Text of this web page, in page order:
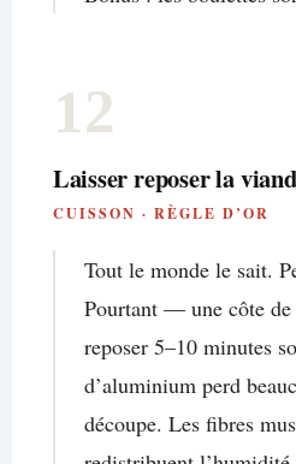
12
Laisser reposer la
CUISSON · RÈGLE D’OR
Tout le monde le sait.
Pourtant — une côte de
reposer 5–10 minutes
d’aluminium perd
découpe. Les fibres